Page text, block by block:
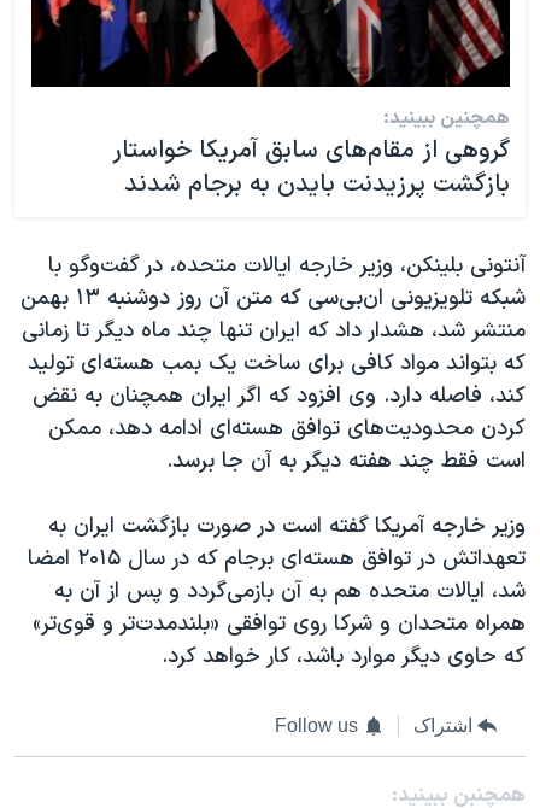
همچنین ببینید:
گروهی از مقام‌های سابق آمریکا خواستار
بازگشت پرزیدنت بایدن به برجام شدند
آنتونی بلینکن، وزیر خارجه ایالات متحده، در گفت‌وگو با
شبکه تلویزیونی ان‌بی‌سی که متن آن روز دوشنبه ۱۳ بهمن
منتشر شد، هشدار داد که ایران تنها چند ماه دیگر تا زمانی
که بتواند مواد کافی برای ساخت یک بمب هسته‌ای تولید
کند، فاصله دارد. وی افزود که اگر ایران همچنان به نقض
کردن محدودیت‌های توافق هسته‌ای ادامه دهد، ممکن
است فقط چند هفته دیگر به آن جا برسد.
وزیر خارجه آمریکا گفته است در صورت بازگشت ایران به
تعهداتش در توافق هسته‌ای برجام که در سال ۲۰۱۵ امضا
شد، ایالات متحده هم به آن بازمی‌گردد و پس از آن به
همراه متحدان و شرکا روی توافقی «بلندمدت‌‌تر و قوی‌تر»
که حاوی دیگر موارد باشد، کار خواهد کرد.
اشتراک Follow us
همچنبن ببینید: